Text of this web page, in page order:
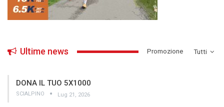
Tutti
Ultime news ­Promozione
DONA IL TUO 5X1000
SCIALPINO Lug 21, 2026